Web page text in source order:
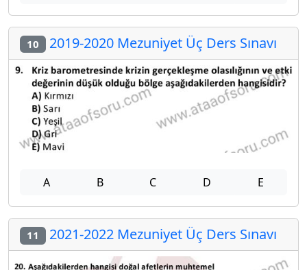
10 2019-2020 Mezuniyet Üç Ders Sınavı
A B C D E
11 2021-2022 Mezuniyet Üç Ders Sınavı